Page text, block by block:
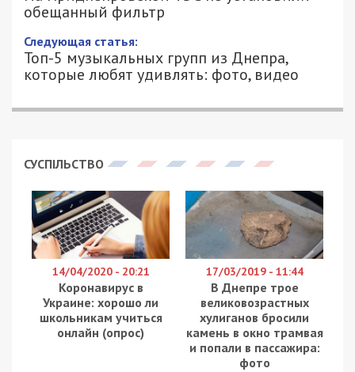
обещанный фильтр
Следующая статья:
Топ-5 музыкальных групп из Днепра,
которые любят удивлять: фото, видео
СУСПІЛЬСТВО
14/04/2020 - 20:21
Коронавирус в
Украине: хорошо ли
школьникам учиться
онлайн (опрос)
17/03/2019 - 11:44
В Днепре трое
великовозрастных
хулиганов бросили
камень в окно трамвая
и попали в пассажира:
фото